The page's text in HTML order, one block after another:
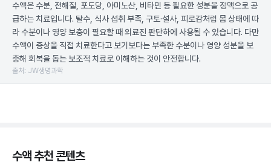
수액은 수분, 전해질, 포도당, 아미노산, 비타민 등 필요한 성분을 정맥으로 공
급하는 치료입니다. 탈수, 식사 섭취 부족, 구토·설사, 피로감처럼 몸 상태에 따
라 수분이나 영양 보충이 필요할 때 의료진 판단하에 사용될 수 있습니다. 다만
수액이 증상을 직접 치료한다고 보기보다는 부족한 수분이나 영양 성분을 보
충해 회복을 돕는 보조적 치료로 이해하는 것이 안전합니다.
출처: JW생명과학
수액 추천 콘텐츠